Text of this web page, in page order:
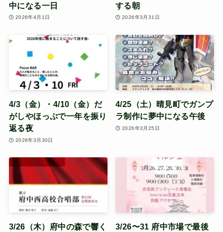
中になる一日
2026年4月1日
する朝
2026年3月31日
4/3（金）・4/10（金）だ
がしやほっぷで一年を振り
返る夜
2026年3月30日
4/25（土）晴見町でガンプ
ラ制作に夢中になる午後
2026年3月25日
3/26（木）府中の森で響く
3/26〜31 府中市場で最後